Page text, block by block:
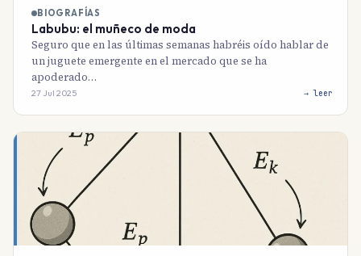
BIOGRAFÍAS
Labubu: el muñeco de moda
Seguro que en las últimas semanas habréis oído hablar de
un juguete emergente en el mercado que se ha
apoderado…
27 Jul 2025 → leer